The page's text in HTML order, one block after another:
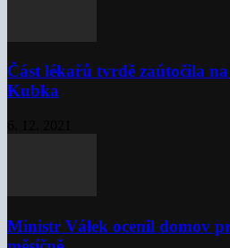
Část lékařů tvrdě zaútočila
Kubka
Ministr Válek ocenil domov